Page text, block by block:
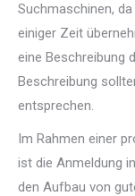
Suchmaschinen,
einiger Zeit
eine Beschreibung
Beschreibung
entsprechen.
Im Rahmen einer
ist die Anmeldung
den Aufbau von